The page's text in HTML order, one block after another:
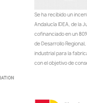
Se ha recibido un
Andalucía IDEA, de la
cofinanciado en un
de Desarrollo
industrial para la
con el objetivo de